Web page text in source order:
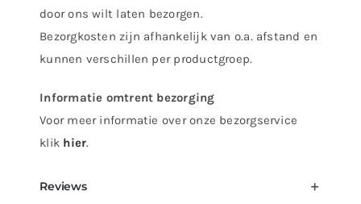
door ons wilt laten bezorgen.
Bezorgkosten zijn afhankelijk van o.a. afstand en
kunnen verschillen per productgroep.
Informatie omtrent bezorging
Voor meer informatie over onze bezorgservice
klik hier.
Reviews